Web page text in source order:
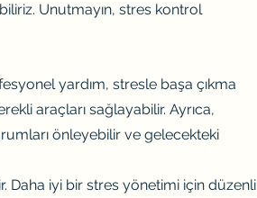
Unutmayın, stres kontrol
yardım, stresle başa çıkma
araçları sağlayabilir. Ayrıca,
önleyebilir ve gelecekteki
Daha iyi bir stres yönetimi için düzenli